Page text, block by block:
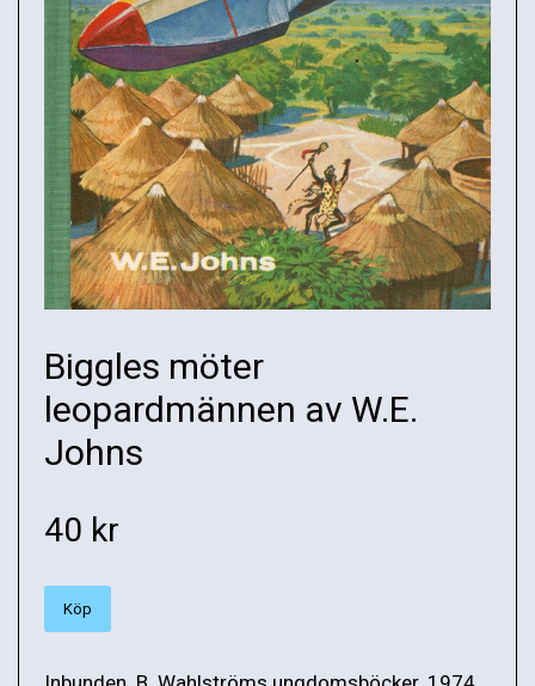
Biggles möter
leopardmännen av W.E.
Johns
40 kr
Köp